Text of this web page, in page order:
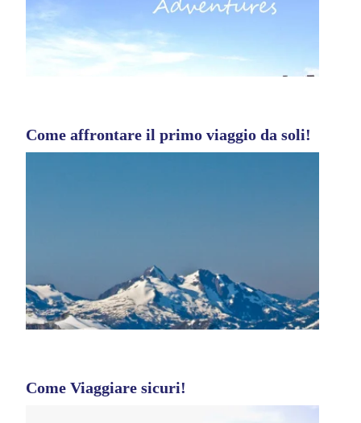
Come affrontare il primo viaggio da soli!
Come Viaggiare sicuri!